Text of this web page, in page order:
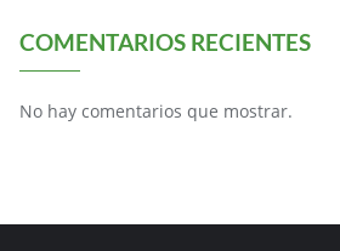
COMENTARIOS RECIENTES
No hay comentarios que mostrar.